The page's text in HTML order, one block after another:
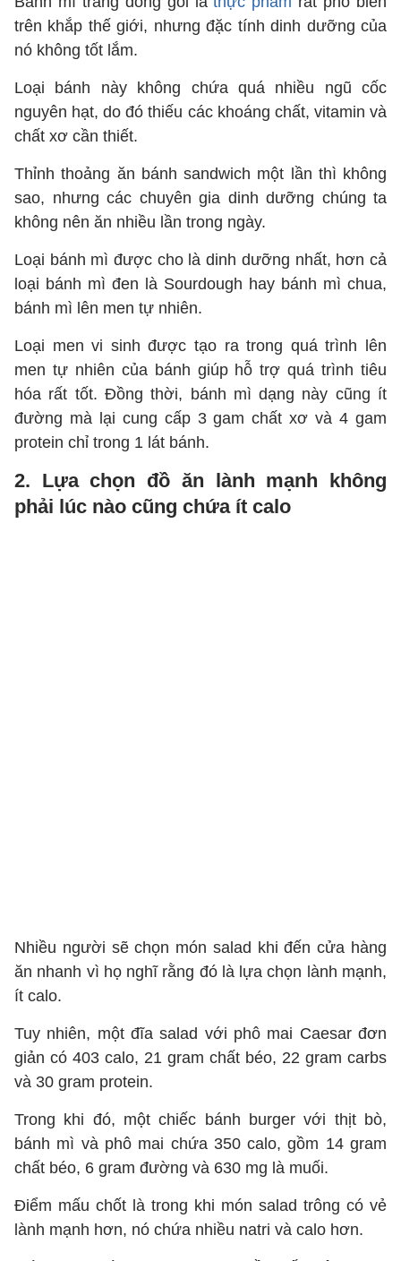
trên khắp thế giới, nhưng đặc tính dinh dưỡng của
nó không tốt lắm.
Loại bánh này không chứa quá nhiều ngũ cốc
nguyên hạt, do đó thiếu các khoáng chất, vitamin và
chất xơ cần thiết.
Thỉnh thoảng ăn bánh sandwich một lần thì không
sao, nhưng các chuyên gia dinh dưỡng chúng ta
không nên ăn nhiều lần trong ngày.
Loại bánh mì được cho là dinh dưỡng nhất, hơn cả
loại bánh mì đen là Sourdough hay bánh mì chua,
bánh mì lên men tự nhiên.
Loại men vi sinh được tạo ra trong quá trình lên
men tự nhiên của bánh giúp hỗ trợ quá trình tiêu
hóa rất tốt. Đồng thời, bánh mì dạng này cũng ít
đường mà lại cung cấp 3 gam chất xơ và 4 gam
protein chỉ trong 1 lát bánh.
2. Lựa chọn đồ ăn lành mạnh không
phải lúc nào cũng chứa ít calo
Nhiều người sẽ chọn món salad khi đến cửa hàng
ăn nhanh vì họ nghĩ rằng đó là lựa chọn lành mạnh,
ít calo.
Tuy nhiên, một đĩa salad với phô mai Caesar đơn
giản có 403 calo, 21 gram chất béo, 22 gram carbs
và 30 gram protein.
Trong khi đó, một chiếc bánh burger với thịt bò,
bánh mì và phô mai chứa 350 calo, gồm 14 gram
chất béo, 6 gram đường và 630 mg là muối.
Điểm mấu chốt là trong khi món salad trông có vẻ
lành mạnh hơn, nó chứa nhiều natri và calo hơn.